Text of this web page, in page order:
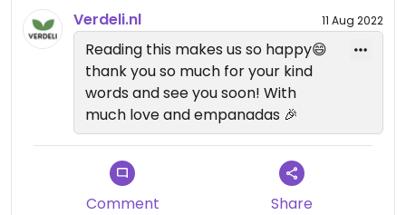
Verdeli.nl
11 Aug 2022
Reading this makes us so happy😄
thank you so much for your kind
words and see you soon! With
much love and empanadas 🎉
Comment Share